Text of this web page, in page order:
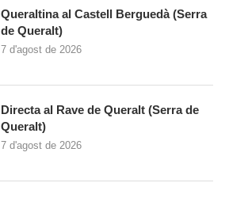
Queraltina al Castell Berguedà (Serra
de Queralt)
7 d'agost de 2026
Directa al Rave de Queralt (Serra de
Queralt)
7 d'agost de 2026